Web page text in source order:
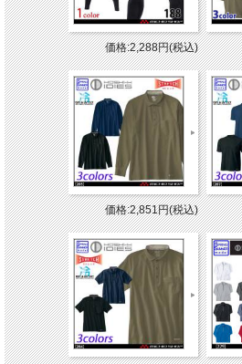
価格:2,288円(税込)
価格:2,851円(税込)